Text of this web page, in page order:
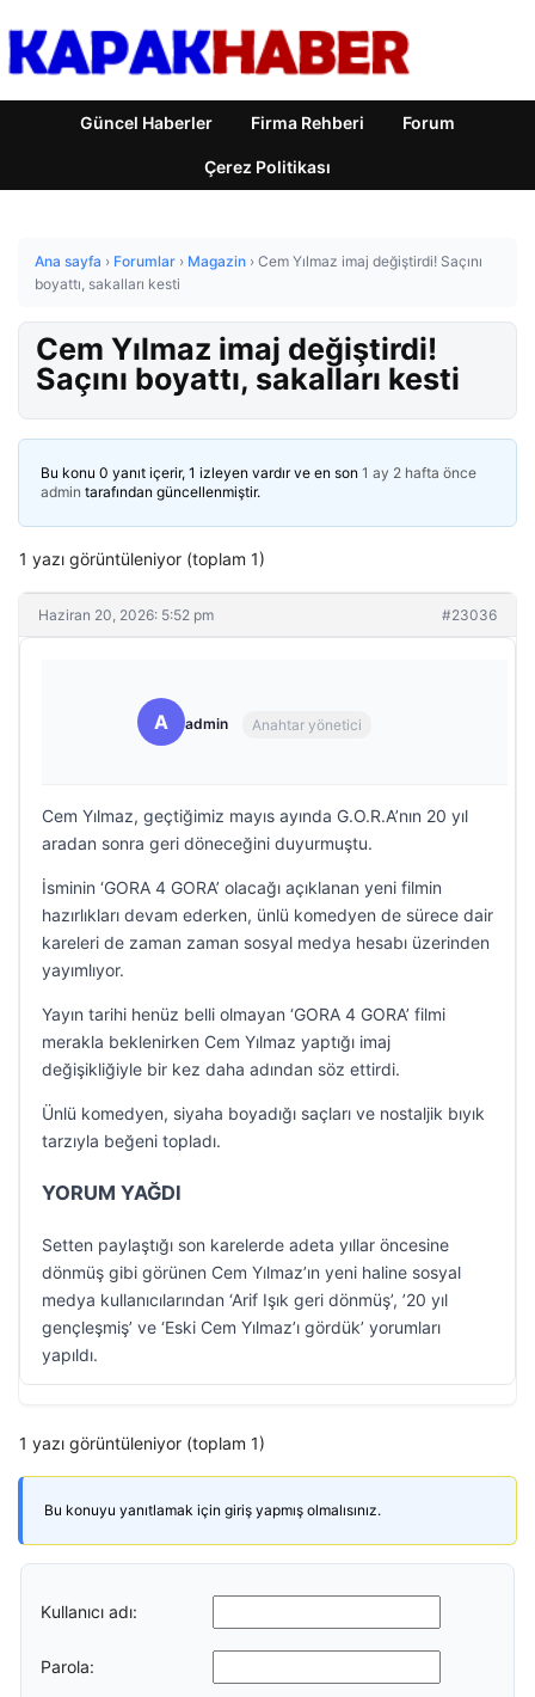
Güncel Haberler Firma Rehberi Forum
Çerez Politikası
Ana sayfa › Forumlar › Magazin › Cem Yılmaz imaj değiştirdi! Saçını
boyattı, sakalları kesti
Cem Yılmaz imaj değiştirdi!
Saçını boyattı, sakalları kesti
Bu konu 0 yanıt içerir, 1 izleyen vardır ve en son 1 ay 2 hafta önce
admin tarafından güncellenmiştir.
1 yazı görüntüleniyor (toplam 1)
Haziran 20, 2026: 5:52 pm #23036
A admin Anahtar yönetici
Cem Yılmaz, geçtiğimiz mayıs ayında G.O.R.A’nın 20 yıl
aradan sonra geri döneceğini duyurmuştu.
İsminin ‘GORA 4 GORA’ olacağı açıklanan yeni filmin
hazırlıkları devam ederken, ünlü komedyen de sürece dair
kareleri de zaman zaman sosyal medya hesabı üzerinden
yayımlıyor.
Yayın tarihi henüz belli olmayan ‘GORA 4 GORA’ filmi
merakla beklenirken Cem Yılmaz yaptığı imaj
değişikliğiyle bir kez daha adından söz ettirdi.
Ünlü komedyen, siyaha boyadığı saçları ve nostaljik bıyık
tarzıyla beğeni topladı.
YORUM YAĞDI
Setten paylaştığı son karelerde adeta yıllar öncesine
dönmüş gibi görünen Cem Yılmaz’ın yeni haline sosyal
medya kullanıcılarından ‘Arif Işık geri dönmüş’, ’20 yıl
gençleşmiş’ ve ‘Eski Cem Yılmaz’ı gördük’ yorumları
yapıldı.
1 yazı görüntüleniyor (toplam 1)
Bu konuyu yanıtlamak için giriş yapmış olmalısınız.
Kullanıcı adı:
Parola: